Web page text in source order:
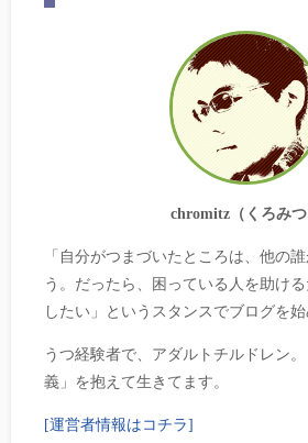
chromitz（くろみつ
「自分がつまづいたところは、他の
う。だったら、困っている人を助け
したい」というスタンスでブログを始
うつ経験者で、アダルトチルドレン
義」を抱えて生きてます。
[運営者情報はコチラ]